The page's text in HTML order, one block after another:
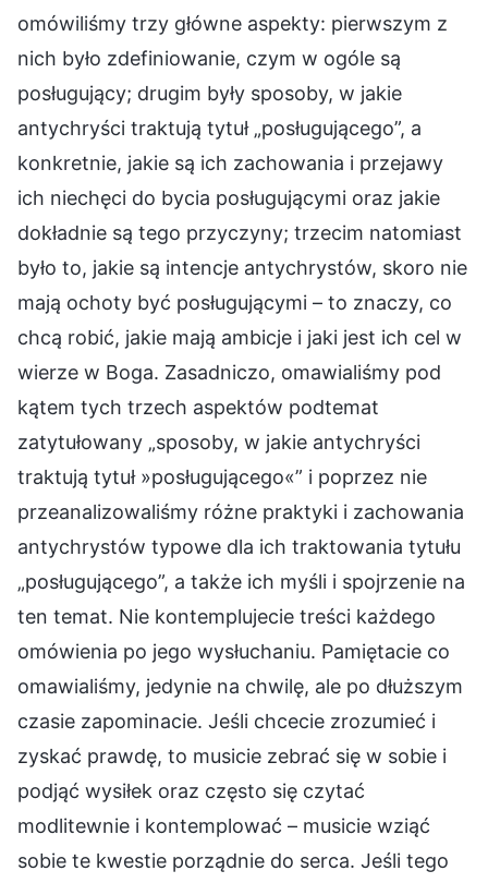
omówiliśmy trzy główne aspekty: pierwszym z
nich było zdefiniowanie, czym w ogóle są
posługujący; drugim były sposoby, w jakie
antychryści traktują tytuł „posługującego”, a
konkretnie, jakie są ich zachowania i przejawy
ich niechęci do bycia posługującymi oraz jakie
dokładnie są tego przyczyny; trzecim natomiast
było to, jakie są intencje antychrystów, skoro nie
mają ochoty być posługującymi – to znaczy, co
chcą robić, jakie mają ambicje i jaki jest ich cel w
wierze w Boga. Zasadniczo, omawialiśmy pod
kątem tych trzech aspektów podtemat
zatytułowany „sposoby, w jakie antychryści
traktują tytuł »posługującego«” i poprzez nie
przeanalizowaliśmy różne praktyki i zachowania
antychrystów typowe dla ich traktowania tytułu
„posługującego”, a także ich myśli i spojrzenie na
ten temat. Nie kontemplujecie treści każdego
omówienia po jego wysłuchaniu. Pamiętacie co
omawialiśmy, jedynie na chwilę, ale po dłuższym
czasie zapominacie. Jeśli chcecie zrozumieć i
zyskać prawdę, to musicie zebrać się w sobie i
podjąć wysiłek oraz często się czytać
modlitewnie i kontemplować – musicie wziąć
sobie te kwestie porządnie do serca. Jeśli tego